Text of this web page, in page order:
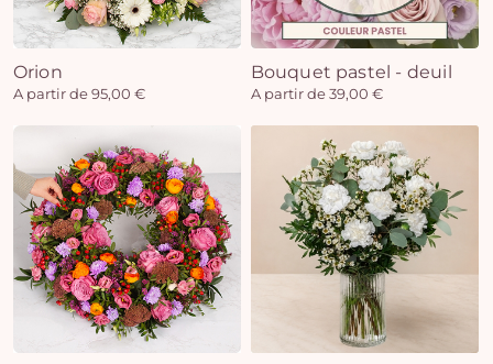
Orion
A partir de 95,00 €
Bouquet pastel - deuil
A partir de 39,00 €